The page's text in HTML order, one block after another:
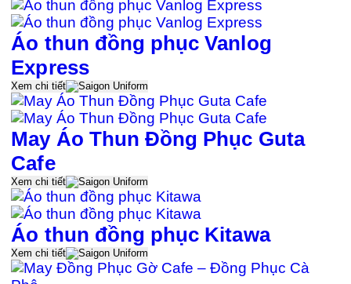
Áo thun đồng phục Vanlog
Express
Xem chi tiết
May Áo Thun Đồng Phục Guta
Cafe
Xem chi tiết
Áo thun đồng phục Kitawa
Xem chi tiết